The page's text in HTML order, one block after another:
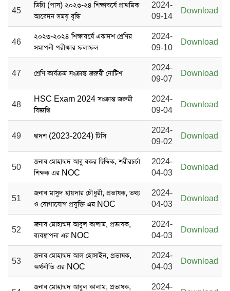
45
ডিগ্রি (পাস) ২০২৩-২৪ শিক্ষাবর্ষে প্রাথমিক
আবেদন সময় বৃদ্ধি
2024-
09-14
Download
46
২০২৩-২০২৪ শিক্ষাবর্ষে একাদশ শ্রেণির
সমাপনী পরীক্ষার ফলাফল
2024-
09-10
Download
47 শ্রেণি কার্যক্রম সংক্রান্ত জরুরী নোটিশ
2024-
09-07
Download
48
HSC Exam 2024 সংক্রান্ত জরুরী
বিজ্ঞপ্তি
2024-
09-04
Download
49 দ্বাদশ (2023-2024) টিসি
2024-
09-02
Download
50
জনাব মোহাম্মদ আবু বকর ছিদ্দিক, শরীরচর্চা
শিক্ষক এর NOC
2024-
04-03
Download
51
জনাব মাসুদ হায়দার চৌধুরী, প্রভাষক, তথ্য
ও যোগাযোগ প্রযুক্তি এর NOC
2024-
04-03
Download
52
জনাব মোহাম্মদ আবুল কালাম, প্রভাষক,
ব্যবস্থাপনা এর NOC
2024-
04-03
Download
53
জনাব মোহাম্মদ আল হোসাইন, প্রভাষক,
অর্থনীতি এর NOC
2024-
04-03
Download
জনাব মোহাম্মদ আবুল কালাম, প্রভাষক,
2024-